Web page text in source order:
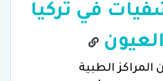
في تركيا
المراكز الطبية